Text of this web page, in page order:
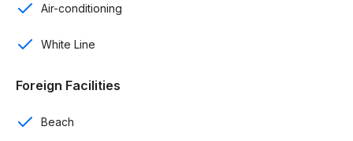
Carrito eléctrico incluido
Acceso directo por Swim Up
Air-conditioning
White Line
Foreign Facilities
Beach